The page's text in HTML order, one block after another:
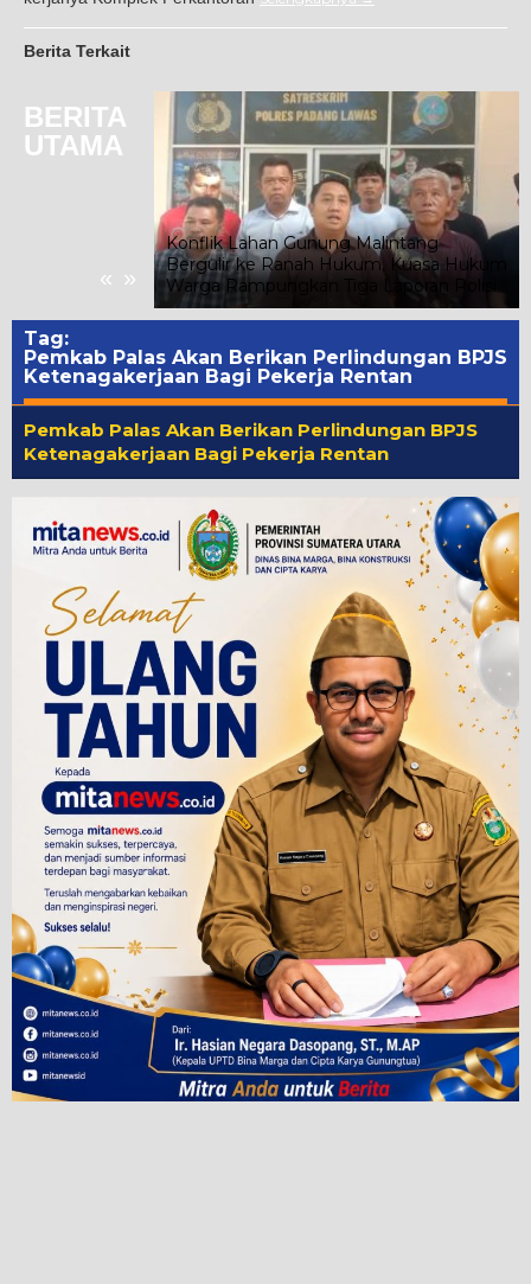
Berita Terkait
BERITA
UTAMA
« »
Konflik Lahan Gunung Malintang
Bergulir ke Ranah Hukum, Kuasa Hukum
Warga Rampungkan Tiga Laporan Polisi
Tag:
Pemkab Palas Akan Berikan Perlindungan BPJS
Ketenagakerjaan Bagi Pekerja Rentan
Pemkab Palas Akan Berikan Perlindungan BPJS
Ketenagakerjaan Bagi Pekerja Rentan